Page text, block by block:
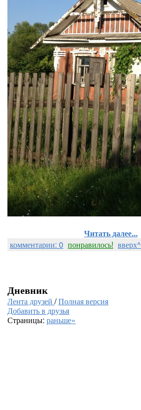
Читать далее...
комментарии: 0 понравилось! вверх^
Дневник
Лента друзей /Полная версия
Добавить в друзья
Страницы: раньше»